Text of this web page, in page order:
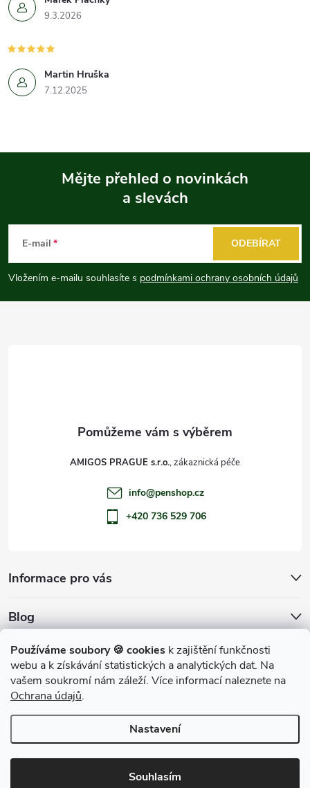
Používáme soubory 🍪 cookies k zajištění funkčnosti
webu a k získávání statistických a analytických dat. Na
vašem soukromí nám záleží. Více informací naleznete na
Ochrana údajů.
Nastavení
Souhlasím
9.3.2026
Martin Hruška
7.12.2025
p
a
Mějte přehled o novinkách
a slevách
E-mail
Vložením e-mailu souhlasíte s podmínkami ochrany osobních údajů
ODEBÍRAT
Informace pro vás
Blog
Archiv
Přijímáme online platby
AMIGOS PRAGUE s.r.o.
info@penshop.cz
+420 736 529 706
Copyright 2026penShop. Všechna práva vyhrazena.